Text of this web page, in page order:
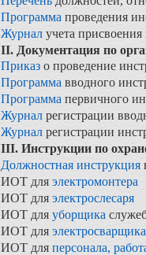
Программа проведения
Журнал учета
II. Документация по
Приказ о проведение
Программа вводного
Программа первичного
Журнал регистрации
Журнал регистрации
III. Инструкции по
Должностная инструкция
ИОТ для электромонтера
ИОТ для электрослесаря
ИОТ для уборщика
ИОТ для электросварщика
ИОТ для персонала,